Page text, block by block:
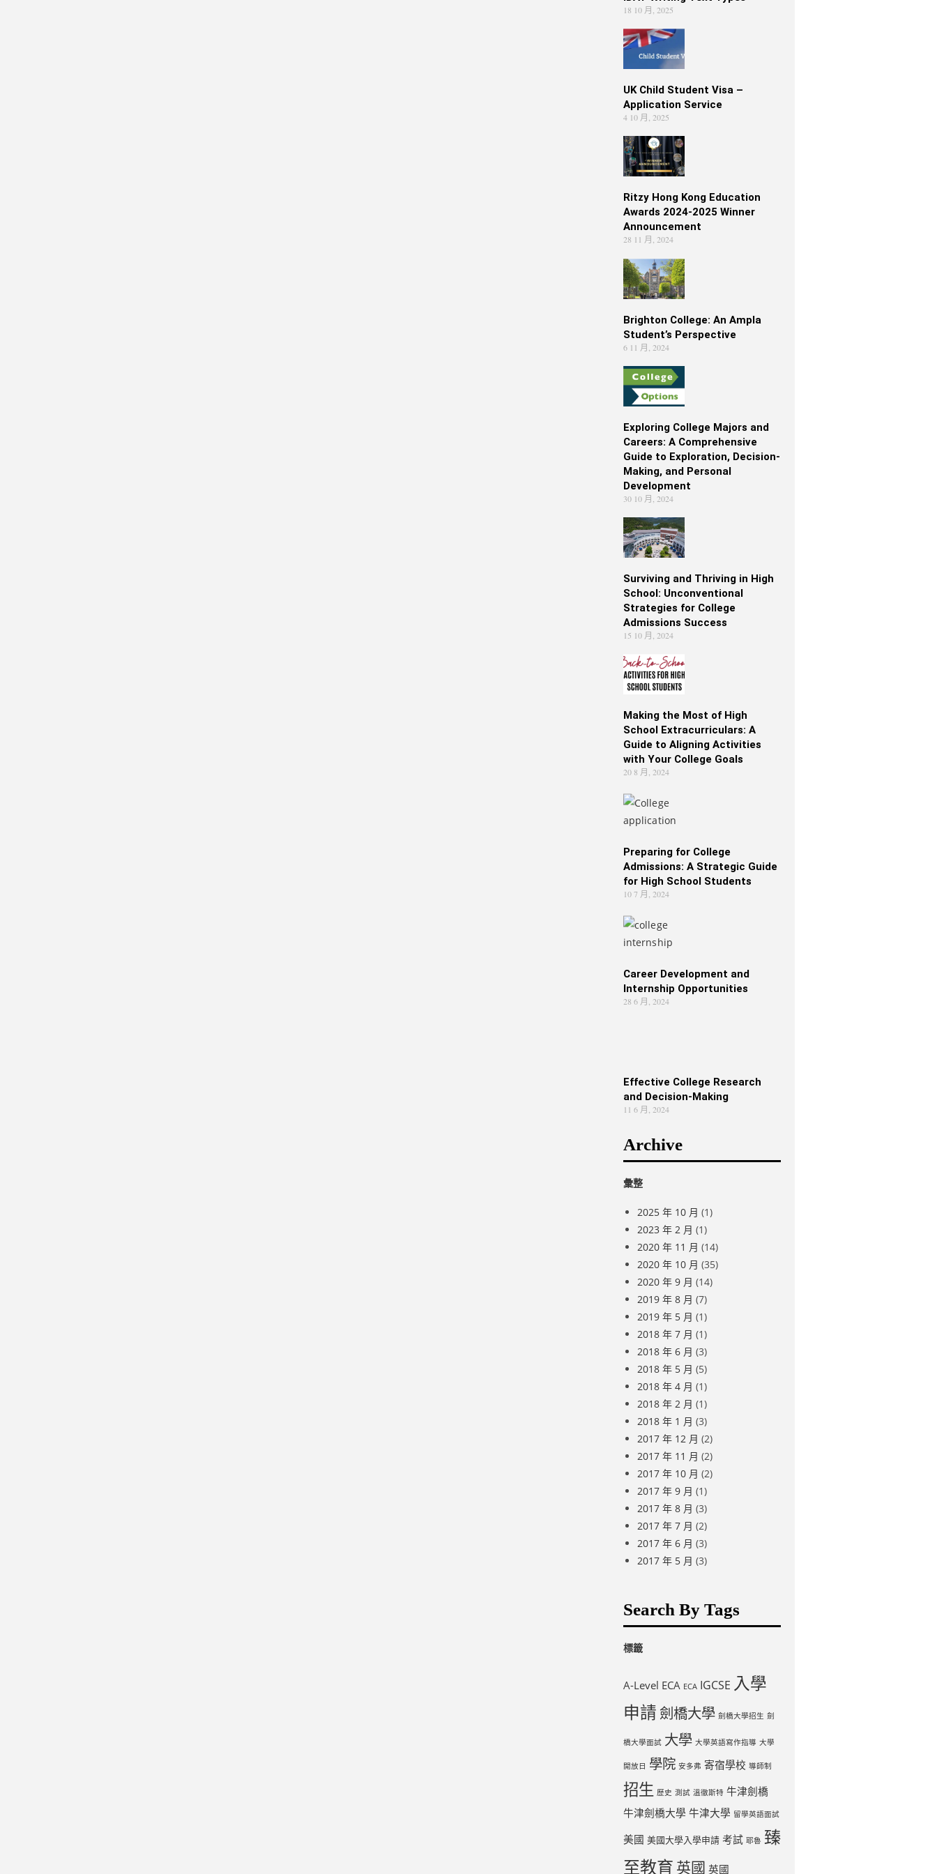
18 10 月, 2025
UK Child Student Visa –
Application Service
4 10 月, 2025
Ritzy Hong Kong Education
Awards 2024-2025 Winner
Announcement
28 11 月, 2024
Brighton College: An Ampla
Student’s Perspective
6 11 月, 2024
Exploring College Majors and
Careers: A Comprehensive
Guide to Exploration, Decision-
Making, and Personal
Development
30 10 月, 2024
Surviving and Thriving in High
School: Unconventional
Strategies for College
Admissions Success
15 10 月, 2024
Making the Most of High
School Extracurriculars: A
Guide to Aligning Activities
with Your College Goals
20 8 月, 2024
Preparing for College
Admissions: A Strategic Guide
for High School Students
10 7 月, 2024
Career Development and
Internship Opportunities
28 6 月, 2024
Effective College Research
and Decision-Making
11 6 月, 2024
Archive
彙整
2025 年 10 月 (1)
2023 年 2 月 (1)
2020 年 11 月 (14)
2020 年 10 月 (35)
2020 年 9 月 (14)
2019 年 8 月 (7)
2019 年 5 月 (1)
2018 年 7 月 (1)
2018 年 6 月 (3)
2018 年 5 月 (5)
2018 年 4 月 (1)
2018 年 2 月 (1)
2018 年 1 月 (3)
2017 年 12 月 (2)
2017 年 11 月 (2)
2017 年 10 月 (2)
2017 年 9 月 (1)
2017 年 8 月 (3)
2017 年 7 月 (2)
2017 年 6 月 (3)
2017 年 5 月 (3)
Search By Tags
標籤
A-Level ECA ECA IGCSE 入學
申請 劍橋大學 劍橋大學招生 劍
橋大學面試 大學 大學英語寫作指導 大學
開放日 學院 安多弗 寄宿學校 導師制
招生 歷史 測試 溫徹斯特 牛津劍橋
牛津劍橋大學 牛津大學 留學英語面試
美國 美國大學入學申請 考試 耶魯 臻
至教育 英國 英國